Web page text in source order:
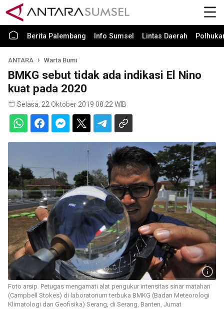
Berita Palembang Info Sumsel Lintas Daerah
ANTARA Warta Bumi
BMKG sebut tidak ada indikasi El Nino
kuat pada 2020
Selasa, 22 Oktober 2019 08:22 WIB
Foto arsip. Petugas mengamati alat pengukur intensitas sinar matahari
(Campbell Stokes) di laboratorium terbuka BMKG (Badan Meteorologi
Klimatologi dan Geofisika) Serang, di Serang, Banten, Jumat